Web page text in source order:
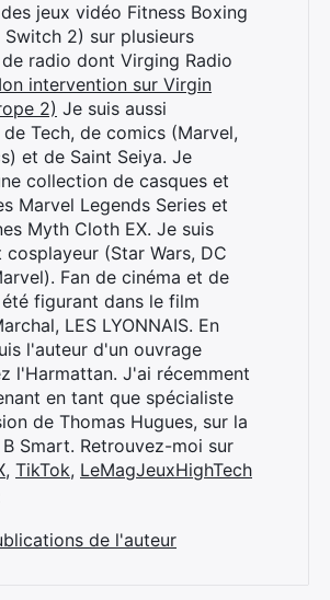
jeux vidéo Fitness Boxing
2) sur plusieurs
radio dont Virging Radio
intervention sur Virgin
2) Je suis aussi
de Tech, de comics (Marvel,
et de Saint Seiya. Je
collection de casques et
Marvel Legends Series et
Myth Cloth EX. Je suis
cosplayeur (Star Wars, DC
Fan de cinéma et de
figurant dans le film
LES LYONNAIS. En
l'auteur d'un ouvrage
l'Harmattan. J'ai récemment
en tant que spécialiste
de Thomas Hugues, sur la
Smart. Retrouvez-moi sur
, TikTok, LeMagJeuxHighTech
de l'auteur